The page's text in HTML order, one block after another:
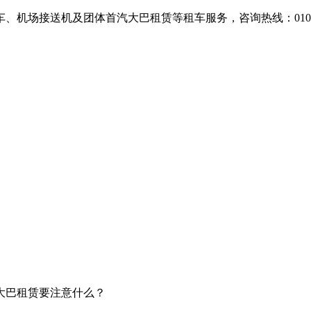
机场接送机及团体首汽大巴租赁等租车服务，咨询热线：
租赁要注意什么？